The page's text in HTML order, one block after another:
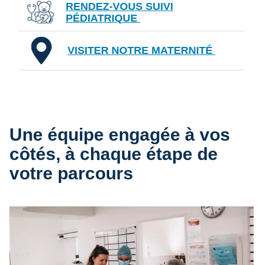
RENDEZ-VOUS SUIVI
PÉDIATRIQUE
VISITER NOTRE MATERNITÉ
Une équipe engagée à vos
côtés, à chaque étape de
votre parcours